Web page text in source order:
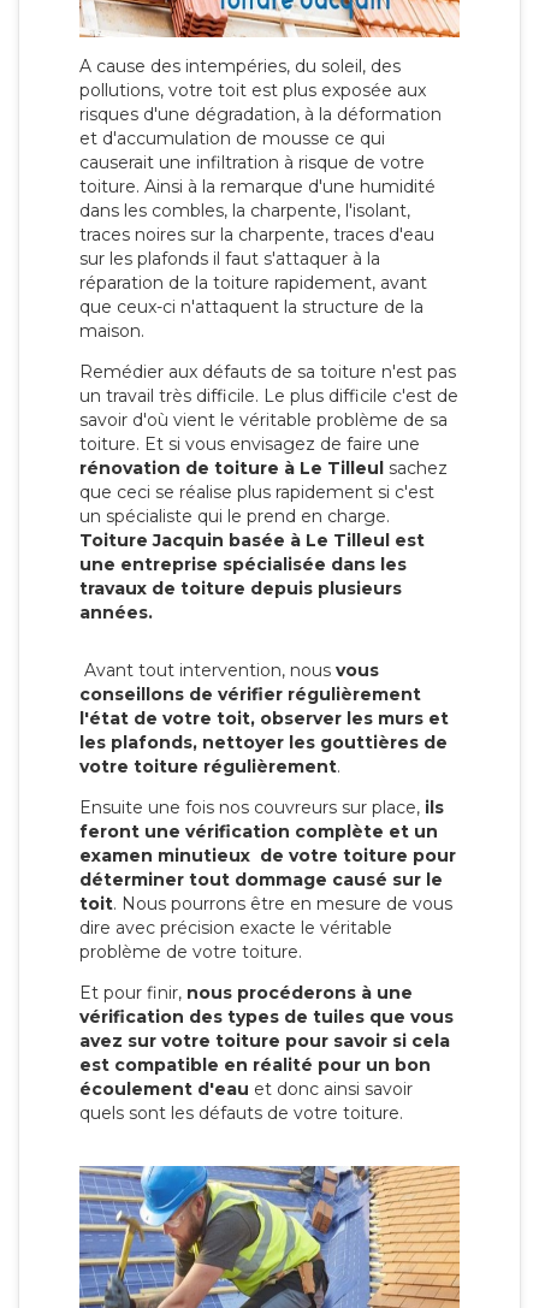
A cause des intempéries, du soleil, des
pollutions, votre toit est plus exposée aux
risques d'une dégradation, à la déformation
et d'accumulation de mousse ce qui
causerait une infiltration à risque de votre
toiture. Ainsi à la remarque d'une humidité
dans les combles, la charpente, l'isolant,
traces noires sur la charpente, traces d'eau
sur les plafonds il faut s'attaquer à la
réparation de la toiture rapidement, avant
que ceux-ci n'attaquent la structure de la
maison.
Remédier aux défauts de sa toiture n'est pas
un travail très difficile. Le plus difficile c'est de
savoir d'où vient le véritable problème de sa
toiture. Et si vous envisagez de faire une
rénovation de toiture à Le Tilleul sachez
que ceci se réalise plus rapidement si c'est
un spécialiste qui le prend en charge.
Toiture Jacquin basée à Le Tilleul est
une entreprise spécialisée dans les
travaux de toiture depuis plusieurs
années.
Avant tout intervention, nous vous
conseillons de vérifier régulièrement
l'état de votre toit, observer les murs et
les plafonds, nettoyer les gouttières de
votre toiture régulièrement.
Ensuite une fois nos couvreurs sur place, ils
feront une vérification complète et un
examen minutieux de votre toiture pour
déterminer tout dommage causé sur le
toit. Nous pourrons être en mesure de vous
dire avec précision exacte le véritable
problème de votre toiture.
Et pour finir, nous procéderons à une
vérification des types de tuiles que vous
avez sur votre toiture pour savoir si cela
est compatible en réalité pour un bon
écoulement d'eau et donc ainsi savoir
quels sont les défauts de votre toiture.